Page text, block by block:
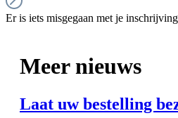
Er is iets misgegaan met je
Meer nieuws
Laat uw bestelling